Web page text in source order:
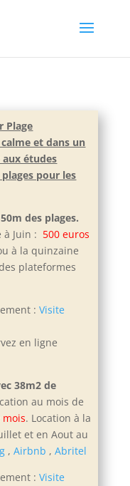
Plage
et dans un
études
pour les
des plages.
Juin : 500 euros
à la quinzaine
plateformes
: Visite
en ligne
38m2 de
au mois de
mois. Location à la
et en Aout au
, Airbnb , Abritel
: Visite